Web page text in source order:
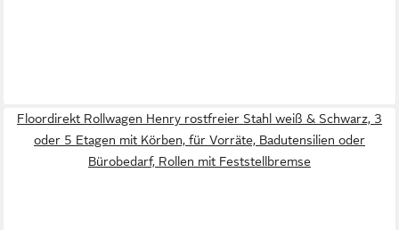
Floordirekt Rollwagen Henry rostfreier Stahl weiß & Schwarz, 3
oder 5 Etagen mit Körben, für Vorräte, Badutensilien oder
Bürobedarf, Rollen mit Feststellbremse